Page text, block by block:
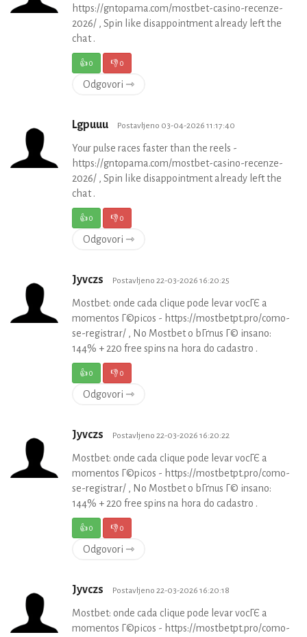
https://gntopama.com/mostbet-casino-recenze-
2026/ , Spin like disappointment already left the
chat .
👍0 👎0
Odgovori ⇾
Lgpuuu Postavljeno 03-04-2026 11:17:40
Your pulse races faster than the reels -
https://gntopama.com/mostbet-casino-recenze-
2026/ , Spin like disappointment already left the
chat .
👍0 👎0
Odgovori ⇾
Jyvczs Postavljeno 22-03-2026 16:20:25
Mostbet: onde cada clique pode levar vocГЄ a
momentos Г©picos - https://mostbetpt.pro/como-
se-registrar/ , No Mostbet o bГґnus Г© insano:
144% + 220 free spins na hora do cadastro .
👍0 👎0
Odgovori ⇾
Jyvczs Postavljeno 22-03-2026 16:20:22
Mostbet: onde cada clique pode levar vocГЄ a
momentos Г©picos - https://mostbetpt.pro/como-
se-registrar/ , No Mostbet o bГґnus Г© insano:
144% + 220 free spins na hora do cadastro .
👍0 👎0
Odgovori ⇾
Jyvczs Postavljeno 22-03-2026 16:20:18
Mostbet: onde cada clique pode levar vocГЄ a
momentos Г©picos - https://mostbetpt.pro/como-